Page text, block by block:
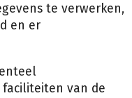
te verwerken,
en er
van de